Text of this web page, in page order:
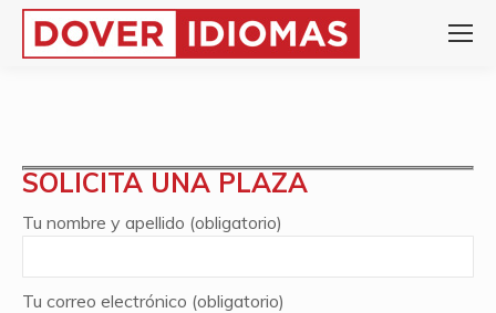
SOLICITA UNA PLAZA
Tu nombre y apellido (obligatorio)
Tu correo electrónico (obligatorio)